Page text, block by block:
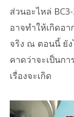
ส่วนอะไหล่
อาจทำให้เกิดอ
จริง ณ ตอนนี้ ยั
คาดว่าจะเป็นก
เรื่องจะเกิด